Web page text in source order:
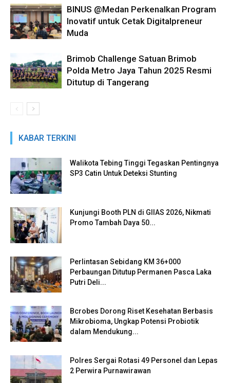
BINUS @Medan Perkenalkan Program
Inovatif untuk Cetak Digitalpreneur
Muda
Brimob Challenge Satuan Brimob
Polda Metro Jaya Tahun 2025 Resmi
Ditutup di Tangerang
KABAR TERKINI
Walikota Tebing Tinggi Tegaskan Pentingnya
SP3 Catin Untuk Deteksi Stunting
Kunjungi Booth PLN di GIIAS 2026, Nikmati
Promo Tambah Daya 50...
Perlintasan Sebidang KM 36+000
Perbaungan Ditutup Permanen Pasca Laka
Putri Deli...
Bcrobes Dorong Riset Kesehatan Berbasis
Mikrobioma, Ungkap Potensi Probiotik
dalam Mendukung...
Polres Sergai Rotasi 49 Personel dan Lepas
2 Perwira Purnawirawan